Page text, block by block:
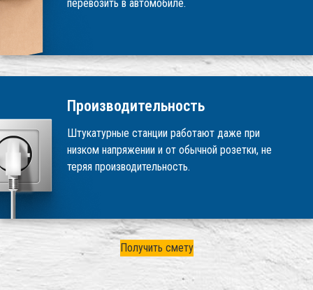
перевозить в автомобиле.
Производительность
Штукатурные станции работают даже при
низком напряжении и от обычной розетки, не
теряя производительность.
Получить смету